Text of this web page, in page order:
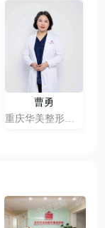
曹勇
重庆华美整形外